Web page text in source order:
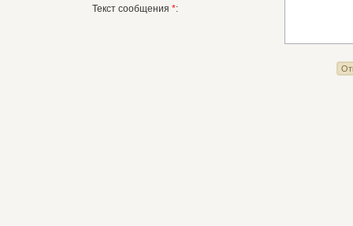
Текст сообщения *: